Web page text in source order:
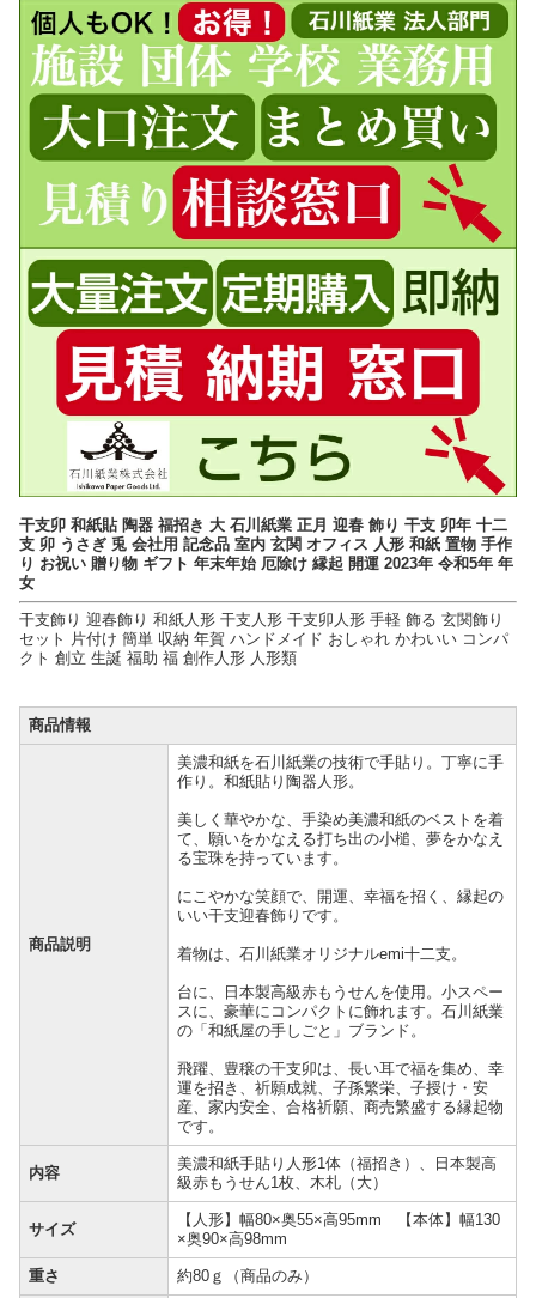
干支卯 和紙貼 陶器 福招き 大 石川紙業 正月 迎春 飾り 干支 卯年 十二
支 卯 うさぎ 兎 会社用 記念品 室内 玄関 オフィス 人形 和紙 置物 手作
り お祝い 贈り物 ギフト 年末年始 厄除け 縁起 開運 2023年 令和5年 年
女
干支飾り 迎春飾り 和紙人形 干支人形 干支卯人形 手軽 飾る 玄関飾り
セット 片付け 簡単 収納 年賀 ハンドメイド おしゃれ かわいい コンパ
クト 創立 生誕 福助 福 創作人形 人形類
商品情報
商品説明
美濃和紙を石川紙業の技術で手貼り。丁寧に手
作り。和紙貼り陶器人形。
美しく華やかな、手染め美濃和紙のベストを着
て、願いをかなえる打ち出の小槌、夢をかなえ
る宝珠を持っています。
にこやかな笑顔で、開運、幸福を招く、縁起の
いい干支迎春飾りです。
着物は、石川紙業オリジナルemi十二支。
台に、日本製高級赤もうせんを使用。小スペー
スに、豪華にコンパクトに飾れます。石川紙業
の「和紙屋の手しごと」ブランド。
飛躍、豊穣の干支卯は、長い耳で福を集め、幸
運を招き、祈願成就、子孫繁栄、子授け・安
産、家内安全、合格祈願、商売繁盛する縁起物
です。
内容
美濃和紙手貼り人形1体（福招き）、日本製高
級赤もうせん1枚、木札（大）
サイズ
【人形】幅80×奥55×高95mm 【本体】幅130
×奥90×高98mm
重さ 約80ｇ（商品のみ）